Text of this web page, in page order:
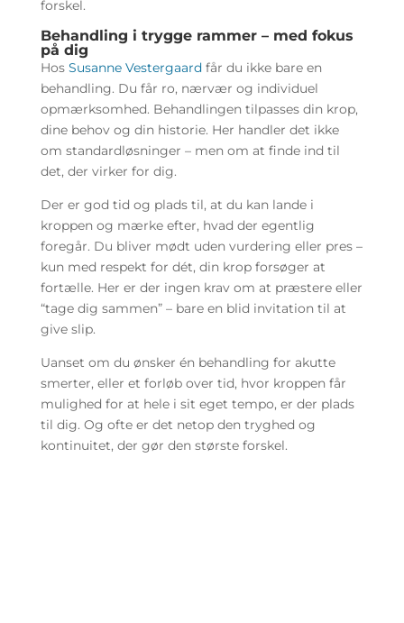
forskel.
Behandling i trygge rammer – med fokus
på dig
Hos Susanne Vestergaard får du ikke bare en
behandling. Du får ro, nærvær og individuel
opmærksomhed. Behandlingen tilpasses din krop,
dine behov og din historie. Her handler det ikke
om standardløsninger – men om at finde ind til
det, der virker for dig.
Der er god tid og plads til, at du kan lande i
kroppen og mærke efter, hvad der egentlig
foregår. Du bliver mødt uden vurdering eller pres –
kun med respekt for dét, din krop forsøger at
fortælle. Her er der ingen krav om at præstere eller
“tage dig sammen” – bare en blid invitation til at
give slip.
Uanset om du ønsker én behandling for akutte
smerter, eller et forløb over tid, hvor kroppen får
mulighed for at hele i sit eget tempo, er der plads
til dig. Og ofte er det netop den tryghed og
kontinuitet, der gør den største forskel.